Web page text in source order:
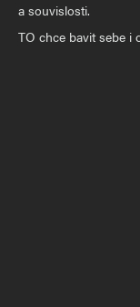
a souvislosti.
TO chce bavit sebe i